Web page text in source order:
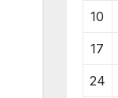
10
17
24